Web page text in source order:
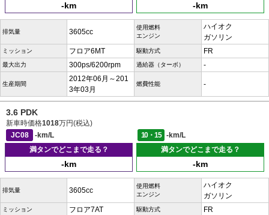
-km -km
排気量 3605cc
使用燃料
エンジン
ハイオク
ガソリン
ミッション フロア6MT 駆動方式 FR
最大出力 300ps/6200rpm 過給器（ターボ） -
生産期間
2012年06月～201
3年03月
燃費性能 -
3.6 PDK
新車時価格1018万円(税込)
JC08
-km/L 10・15
-km/L
満タンでどこまで走る？
-km
満タンでどこまで走る？
-km
排気量 3605cc
使用燃料
エンジン
ハイオク
ガソリン
ミッション フロア7AT 駆動方式 FR